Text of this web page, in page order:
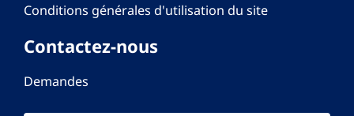
Conditions générales d'utilisation du site
Contactez-nous
Demandes